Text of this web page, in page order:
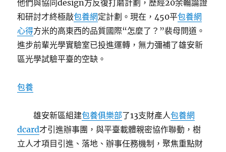
他們與協同design方反復打磨計劃，歷經20余輪論證
和研討才終極敲包養網定計劃。現在，450平包養網
心得方米的高東西的品質國際“怎麼了？”裴母問道。
進步前輩光學實驗室已投進運轉，無力彌補了雄安新
區光學試驗平臺的空缺。
包養
雄安新區組建包養俱樂部了13支財產人包養網
dcard才引進辦事團，與平臺載體親密協作聯動，樹
立人才項目引進、落地、辦事任務機制，聚焦重點財